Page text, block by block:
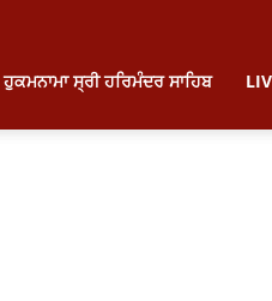
ਹੁਕਮਨਾਮਾ ਸ੍ਰੀ ਹਰਿਮੰਦਰ ਸਾਹਿਬ